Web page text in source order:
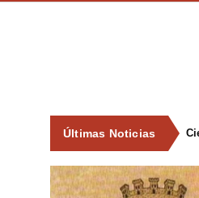
Últimas Noticias